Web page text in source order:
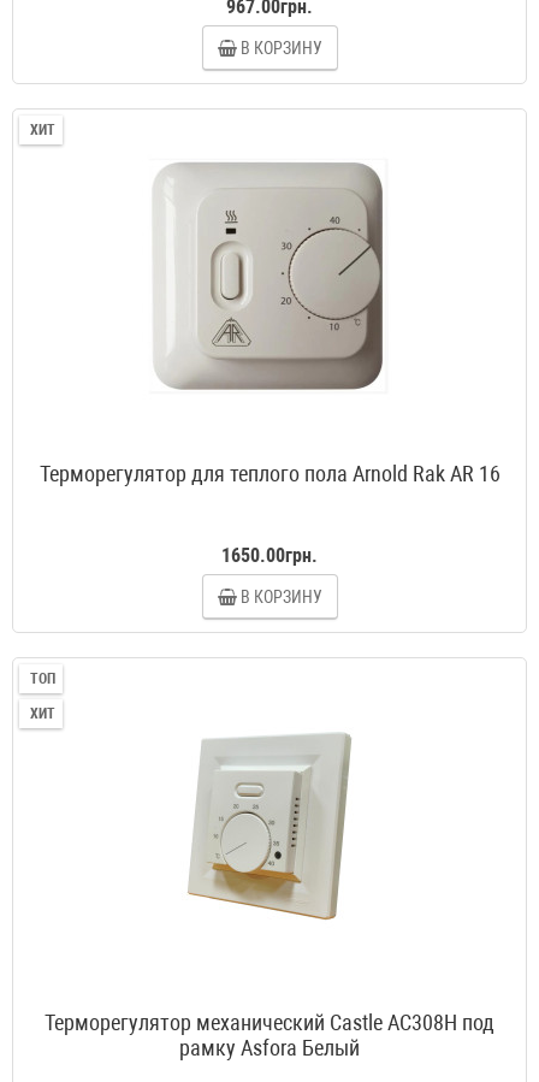
967.00грн.
В КОРЗИНУ
ХИТ
Терморегулятор для теплого пола Arnold Rak AR 16
1650.00грн.
В КОРЗИНУ
ТОП
ХИТ
Терморегулятор механический Castle AC308H под
рамку Asfora Белый